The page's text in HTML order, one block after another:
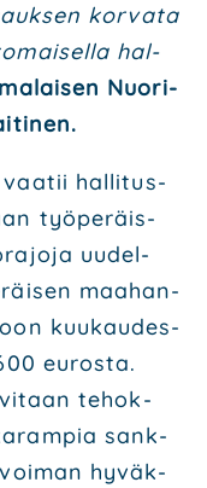
kor­va­ta
hal­
Nuo­ri­
vaa­tii hal­li­tus­
työ­pe­räis­
uudel­
maa­han­
kuu­kau­des­
euros­ta.
tehok­
sank­
hyväk­